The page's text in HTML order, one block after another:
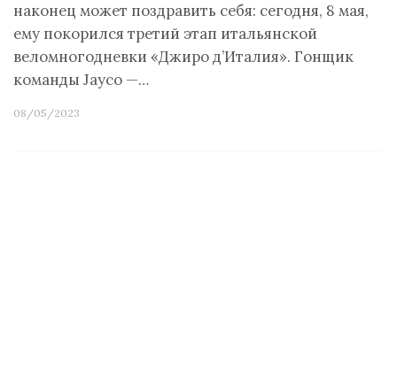
наконец может поздравить себя: сегодня, 8 мая,
ему покорился третий этап итальянской
веломногодневки «Джиро д’Италия». Гонщик
команды Jayco —…
08/05/2023